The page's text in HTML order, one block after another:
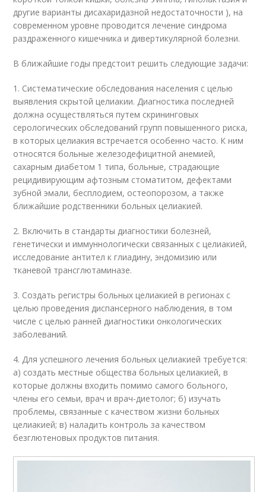
другие варианты дисахаридазной недостаточности ), на
современном уровне проводится лечение синдрома
раздраженного кишечника и дивертикулярной болезни.
В ближайшие годы предстоит решить следующие задачи:
1. Систематические обследования населения с целью
выявления скрытой целиакии. Диагностика последней
должна осуществляться путем скрининговых
серологических обследований групп повышенного риска,
в которых целиакия встречается особенно часто. К ним
относятся больные железодефицитной анемией,
сахарным диабетом 1 типа, больные, страдающие
рецидивирующим афтозным стоматитом, дефектами
зубной эмали, бесплодием, остеопорозом, а также
ближайшие родственники больных целиакией.
2. Включить в стандарты диагностики болезней,
генетически и иммуннологически связанных с целиакией,
исследование антител к глиадину, эндомизию или
тканевой трансглютаминазе.
3. Создать регистры больных целиакией в регионах с
целью проведения диспансерного наблюдения, в том
числе с целью ранней диагностики онкологических
заболеваний.
4. Для успешного лечения больных целиакией требуется:
а) создать местные общества больных целиакией, в
которые должны входить помимо самого больного,
члены его семьи, врач и врач-диетолог; б) изучать
проблемы, связанные с качеством жизни больных
целиакией; в) наладить контроль за качеством
безглютеновых продуктов питания.